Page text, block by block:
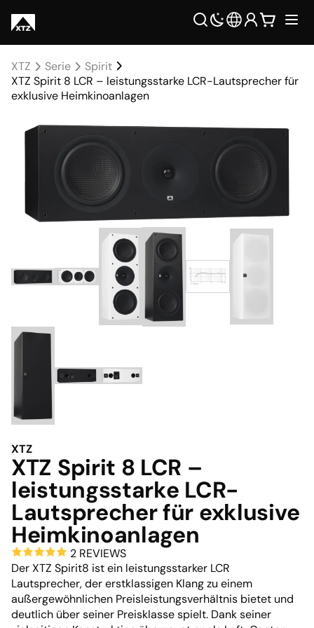
XTZ Serie
Spirit
XTZ Spirit 8 LCR – leistungsstarke LCR-Lautsprecher für
exklusive Heimkinoanlagen
XTZ
XTZ Spirit 8 LCR –
leistungsstarke LCR-
Lautsprecher für exklusive
Heimkinoanlagen
2 REVIEWS
Der XTZ Spirit8 ist ein leistungsstarker LCR
Lautsprecher, der erstklassigen Klang zu einem
außergewöhnlichen Preisleistungsverhältnis bietet und
deutlich über seiner Preisklasse spielt. Dank seiner